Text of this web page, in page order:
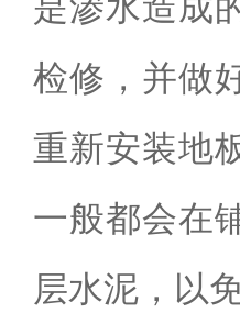
检修，并做
重新安装地
一般都会在
层水泥，以